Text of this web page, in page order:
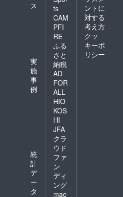
ス
実
施
事
例
統
計
デ
ー
タ
ts
CAM
PFI
RE
ふる
さと
納税
AD
FOR
ALL
HIO
KOS
HI
JFA
クラ
ウド
ファ
ン
ディ
ング
mac
ントに
対する
考え方
クッ
キーポ
リシー